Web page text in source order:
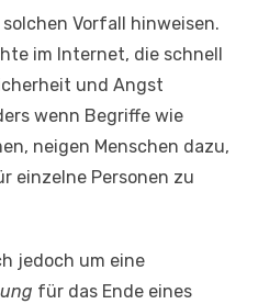
Vorfall hinweisen.
im Internet, die schnell
und Angst
wenn Begriffe wie
neigen Menschen dazu,
einzelne Personen zu
jedoch um eine
für das Ende eines